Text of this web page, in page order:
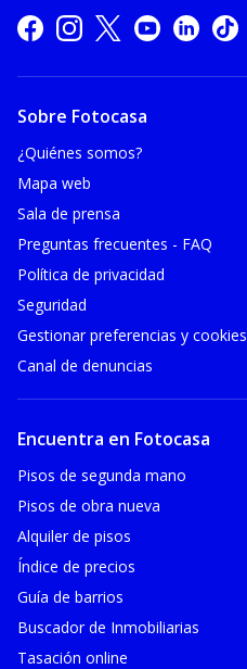
Sobre Fotocasa
¿Quiénes somos?
Mapa web
Sala de prensa
Preguntas frecuentes - FAQ
Política de privacidad
Seguridad
Gestionar preferencias y cookies
Canal de denuncias
Encuentra en Fotocasa
Pisos de segunda mano
Pisos de obra nueva
Alquiler de pisos
Índice de precios
Guía de barrios
Buscador de Inmobiliarias
Tasación online